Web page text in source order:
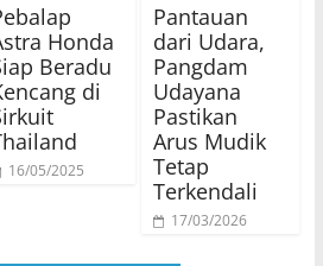
Honda
Beradu
di
16/05/2025
Pantauan
dari Udara,
Pangdam
Udayana
Pastikan
Arus Mudik
Tetap
Terkendali
17/03/2026